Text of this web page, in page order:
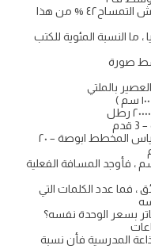
تعيش بعض أنواع السلاحف ١۲۰ عاما ويعيش التمساح٤٢ % من هذا
رف ، يوجد 13 كتابا علميا ، ما النسبة المئوية للكتب
إذا كان بعدا غرفة 3 بوصة و 3 بوصة ومقياس المخطط ابوصة – ٢٠
بين جدة ومكة على الخريطة ٣ سم ، فأوجد المسافة الفعلية
طباعة ١٥٠ كلمة في 3 دقائق ، فما عدد الكلمات التي
منهم في الإذاعة المدرسية فأن نسبة